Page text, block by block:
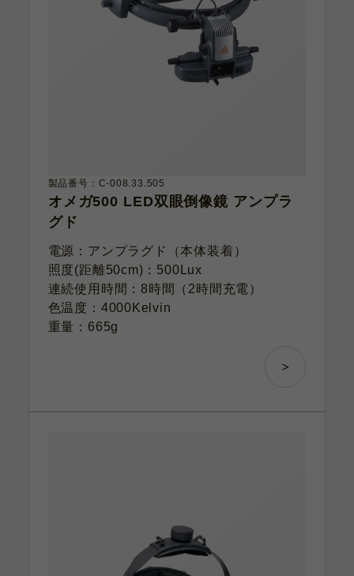
製品番号：C-008.33.505
オメガ500 LED双眼倒像鏡 アンプラ
グド
電源：アンプラグド（本体装着）
照度(距離50cm)：500Lux
連続使用時間：8時間（2時間充電）
色温度：4000Kelvin
重量：665g